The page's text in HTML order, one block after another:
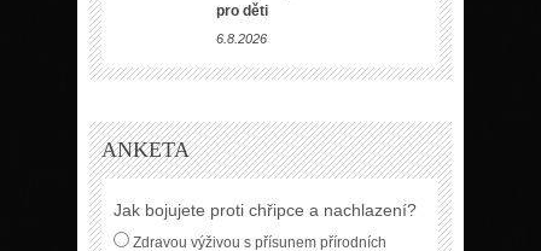
pro děti
6.8.2026
ANKETA
Jak bojujete proti chřipce a nachlazení?
Zdravou výživou s přísunem přírodních